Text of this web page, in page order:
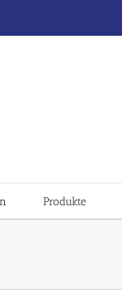
Produkte